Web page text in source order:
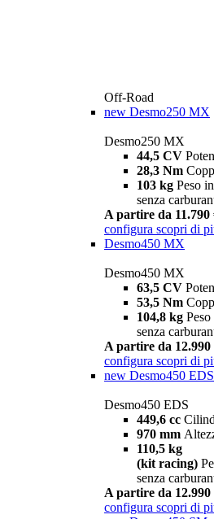
Off-Road
new Desmo250 MX
Desmo250 MX
44,5 CV
28,3 Nm
103 kg Peso
senza
A partire da 11.790
configura scopri di
Desmo450 MX
Desmo450 MX
63,5 CV
53,5 Nm
104,8 kg
senza
A partire da 12.990
configura scopri di
new Desmo450 EDS
Desmo450 EDS
449,6 cc
970 mm
110,5 kg
(kit racing)
senza
A partire da 12.990
configura scopri di